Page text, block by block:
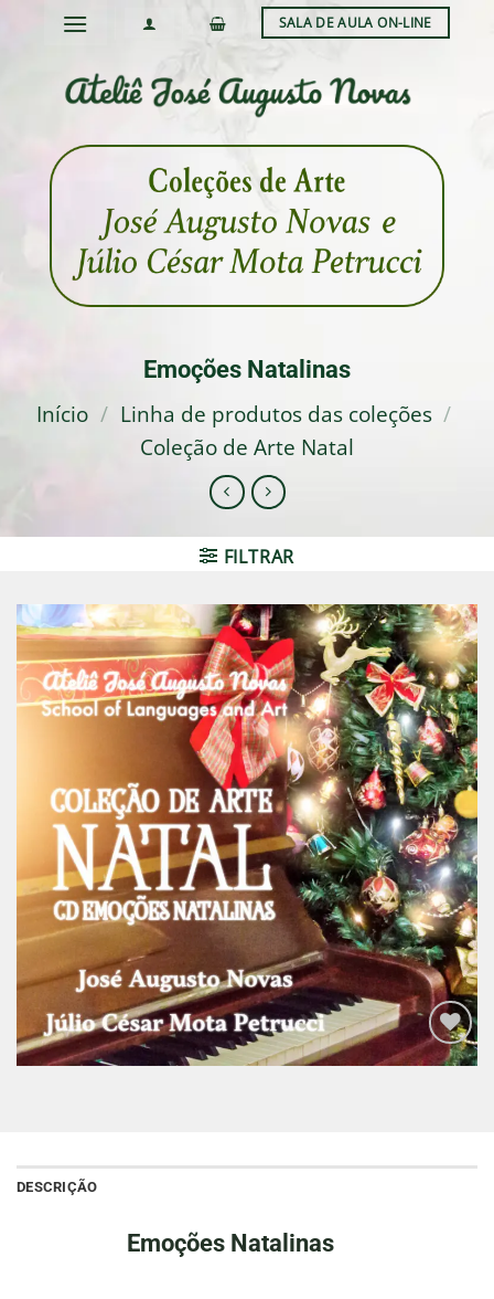
SALA DE AULA ON-LINE
Emoções Natalinas
Início / Linha de produtos das coleções /
Coleção de Arte Natal
FILTRAR
Adicionar
DESCRIÇÃO
Emoções Natalinas